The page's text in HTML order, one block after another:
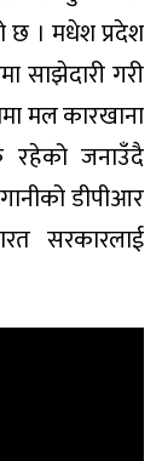
छ । मधेश प्रदेश
साझेदारी गरी
मल कारखाना
रहेको जनाउँदै
डीपीआर
सरकारलाई